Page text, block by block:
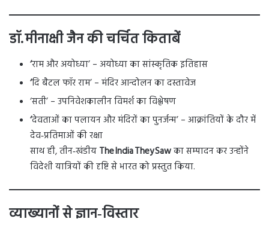
डॉ. मीनाक्षी जैन की चर्चित किताबें
‘राम और अयोध्या’ – अयोध्या का सांस्कृतिक इतिहास
‘दि बैटल फॉर राम’ – मंदिर आन्दोलन का दस्तावेज
‘सती’ – उपनिवेशकालीन विमर्श का विश्लेषण
‘देवताओं का पलायन और मंदिरों का पुनर्जन्म’ – आक्रांतियों के दौर में
देव‑प्रतिमाओं की रक्षा
साथ ही, तीन‑खंडीय The India They Sawका सम्पादन कर उन्होंने
विदेशी यात्रियों की दृष्टि से भारत को प्रस्तुत किया.
व्याख्यानों से ज्ञान‑विस्तार